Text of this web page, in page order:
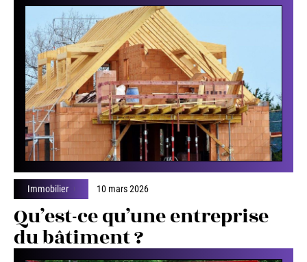
Immobilier 10 mars 2026
Qu’est-ce qu’une entreprise
du bâtiment ?